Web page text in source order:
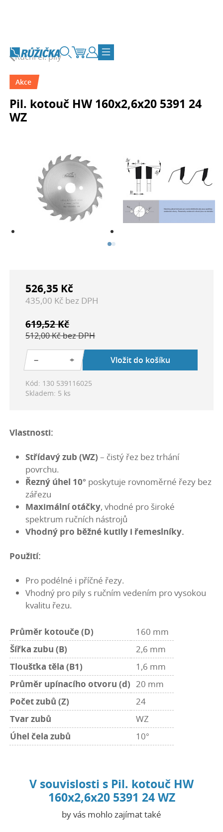
Vyhledávání
KošíkZákaznický účet
Přepnout navigaci
Ruční el. pily
Akce
Pil. kotouč HW 160x2,6x20 5391 24
WZ
526,35 Kč
435,00 Kč bez DPH
619,52 Kč
512,00 Kč bez DPH
− + Vložit do košíku
Kód: 130 539116025
Skladem: 5 ks
Vlastnosti:
Střídavý zub (WZ) – čistý řez bez trhání
povrchu.
Řezný úhel 10° poskytuje rovnoměrné řezy bez
zářezu
Maximální otáčky, vhodné pro široké
spektrum ručních nástrojů
Vhodný pro běžné kutily i řemeslníky.
Použití:
Pro podélné i příčné řezy.
Vhodný pro pily s ručním vedením pro vysokou
kvalitu řezu.
Průměr kotouče (D)
160 mm
Šířka zubu (B)
2,6 mm
Tloušťka těla (B1)
1,6 mm
Průměr upínacího otvoru (d) 20 mm
Počet zubů (Z)
24
Tvar zubů
WZ
Úhel čela zubů
10°
V souvislosti s Pil. kotouč HW
160x2,6x20 5391 24 WZ
by vás mohlo zajímat také